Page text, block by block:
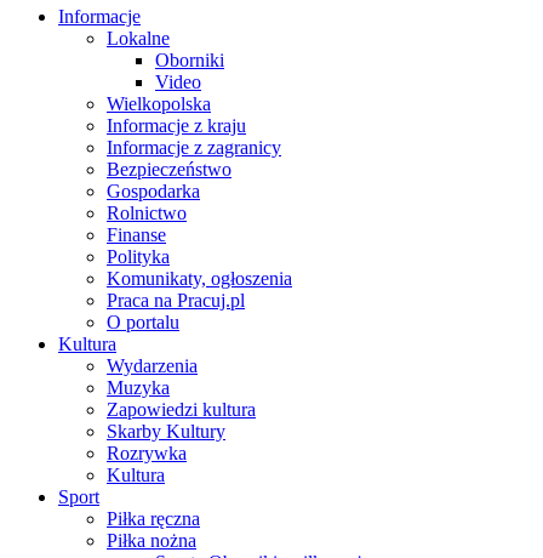
Informacje
Lokalne
Oborniki
Video
Wielkopolska
Informacje z kraju
Informacje z zagranicy
Bezpieczeństwo
Gospodarka
Rolnictwo
Finanse
Polityka
Komunikaty, ogłoszenia
Praca na Pracuj.pl
O portalu
Kultura
Wydarzenia
Muzyka
Zapowiedzi kultura
Skarby Kultury
Rozrywka
Kultura
Sport
Piłka ręczna
Piłka nożna